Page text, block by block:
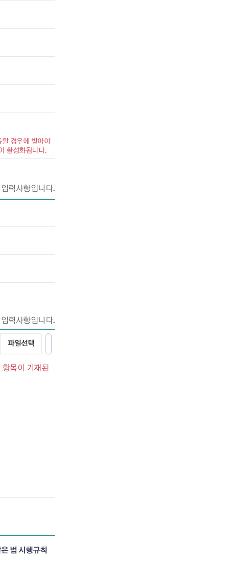
경우에 받아야
활성화됩니다.
력사항입니다.
력사항입니다.
목이 기재된
법 시행규칙